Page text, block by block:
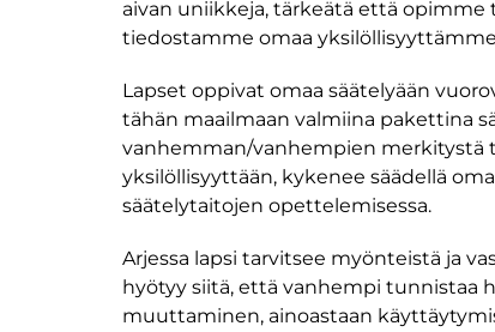
aivan uniikkeja, tärkeätä että
tiedostamme omaa
Lapset oppivat omaa säätelyään
tähän maailmaan valmiina pakettina
vanhemman/vanhempien merkitystä
yksilöllisyyttään, kykenee säädellä
säätelytaitojen opettelemisessa.
Arjessa lapsi tarvitsee myönteistä ja
hyötyy siitä, että vanhempi tunnistaa
muuttaminen, ainoastaan